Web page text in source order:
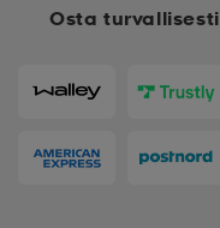
Osta turvallisesti